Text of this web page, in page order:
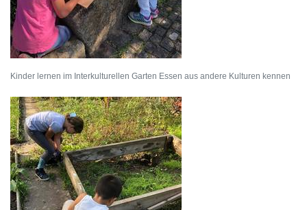
Kinder lernen im Interkulturellen Garten Essen aus andere Kulturen kennen